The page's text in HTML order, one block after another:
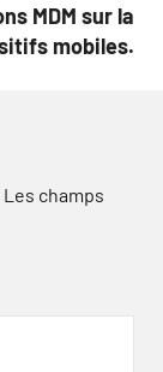
MDM sur la
mobiles.
Les champs